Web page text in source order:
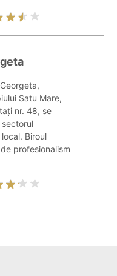
Satu Mare,
nr. 48, se
Biroul
profesionalism